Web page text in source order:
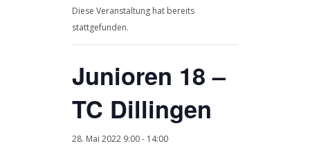
Diese Veranstaltung hat bereits
stattgefunden.
Junioren 18 –
TC Dillingen
28. Mai 2022 9:00- 14:00